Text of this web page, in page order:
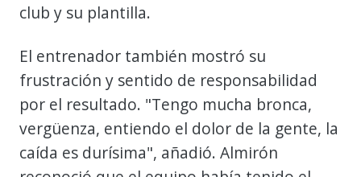
club y su plantilla.
El entrenador también mostró su
frustración y sentido de responsabilidad
por el resultado. "Tengo mucha bronca,
vergüenza, entiendo el dolor de la gente, la
caída es durísima", añadió. Almirón